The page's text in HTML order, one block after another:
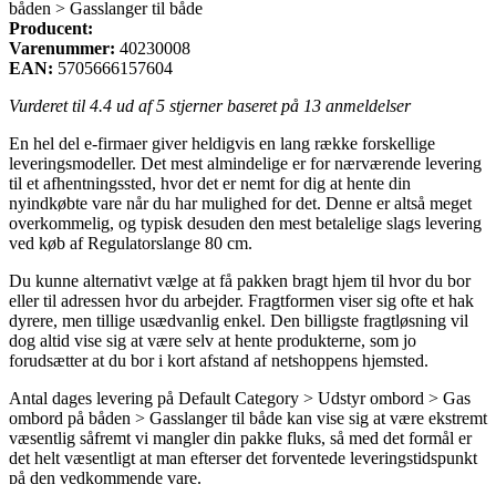
båden > Gasslanger til både
Producent:
Varenummer: 40230008
EAN: 5705666157604
Vurderet til 4.4 ud af 5 stjerner baseret på 13 anmeldelser
En hel del e-firmaer giver heldigvis en lang række forskellige
leveringsmodeller. Det mest almindelige er for nærværende levering
til et afhentningssted, hvor det er nemt for dig at hente din
nyindkøbte vare når du har mulighed for det. Denne er altså meget
overkommelig, og typisk desuden den mest betalelige slags levering
ved køb af Regulatorslange 80 cm.
Du kunne alternativt vælge at få pakken bragt hjem til hvor du bor
eller til adressen hvor du arbejder. Fragtformen viser sig ofte et hak
dyrere, men tillige usædvanlig enkel. Den billigste fragtløsning vil
dog altid vise sig at være selv at hente produkterne, som jo
forudsætter at du bor i kort afstand af netshoppens hjemsted.
Antal dages levering på Default Category > Udstyr ombord > Gas
ombord på båden > Gasslanger til både kan vise sig at være ekstremt
væsentlig såfremt vi mangler din pakke fluks, så med det formål er
det helt væsentligt at man efterser det forventede leveringstidspunkt
på den vedkommende vare.